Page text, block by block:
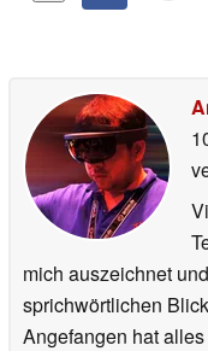
mich auszeichnet
sprichwörtlichen
Angefangen hat